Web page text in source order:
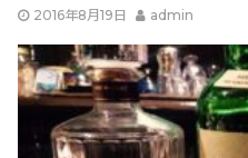
2016年8月19日 admin